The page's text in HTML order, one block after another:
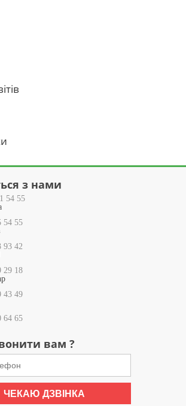
з нами
54 55
54 55
93 42
29 18
43 49
64 65
вам ?
ЧЕКАЮ ДЗВІНКА